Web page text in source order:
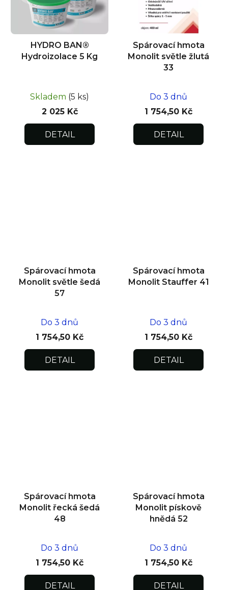
HYDRO BAN®
Hydroizolace 5 Kg
Skladem (5 ks)
2 025 Kč
DETAIL
Spárovací hmota
Monolit světle žlutá
33
Do 3 dnů
1 754,50 Kč
DETAIL
Spárovací hmota
Monolit světle šedá
57
Do 3 dnů
1 754,50 Kč
DETAIL
Spárovací hmota
Monolit Stauffer 41
Do 3 dnů
1 754,50 Kč
DETAIL
Spárovací hmota
Monolit řecká šedá
48
Do 3 dnů
1 754,50 Kč
DETAIL
Spárovací hmota
Monolit pískově
hnědá 52
Do 3 dnů
1 754,50 Kč
DETAIL